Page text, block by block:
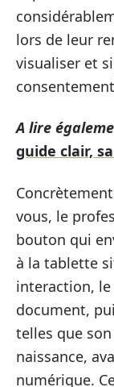
lors de leur
visualiser et
A lire
guide clair,
vous, le
bouton qui
à la tablette
interaction,
document,
telles que
naissance,
numérique.